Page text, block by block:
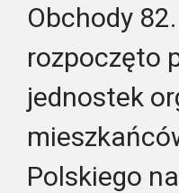
Obchody
rozpoczęto
jednostek
Polskiego